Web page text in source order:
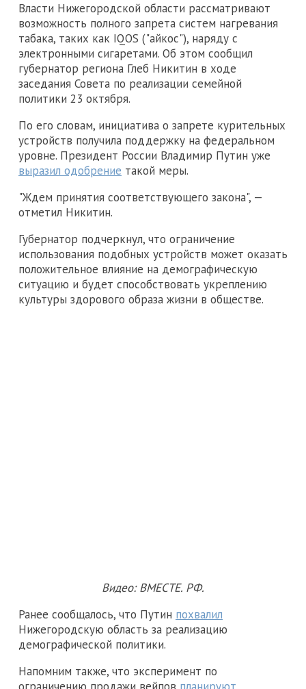
Власти Нижегородской области рассматривают
возможность полного запрета систем нагревания
табака, таких как IQOS ("айкос"), наряду с
электронными сигаретами. Об этом сообщил
губернатор региона Глеб Никитин в ходе
заседания Совета по реализации семейной
политики 23 октября.
По его словам, инициатива о запрете курительных
устройств получила поддержку на федеральном
уровне. Президент России Владимир Путин уже
выразил одобрение такой меры.
"Ждем принятия соответствующего закона", —
отметил Никитин.
Губернатор подчеркнул, что ограничение
использования подобных устройств может оказать
положительное влияние на демографическую
ситуацию и будет способствовать укреплению
культуры здорового образа жизни в обществе.
Видео: ВМЕСТЕ. РФ.
Ранее сообщалось, что Путин похвалил
Нижегородскую область за реализацию
демографической политики.
Напомним также, что эксперимент по